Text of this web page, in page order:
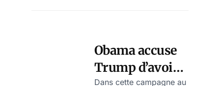
Obama accuse
Trump d’avoir
Dans cette campagne au